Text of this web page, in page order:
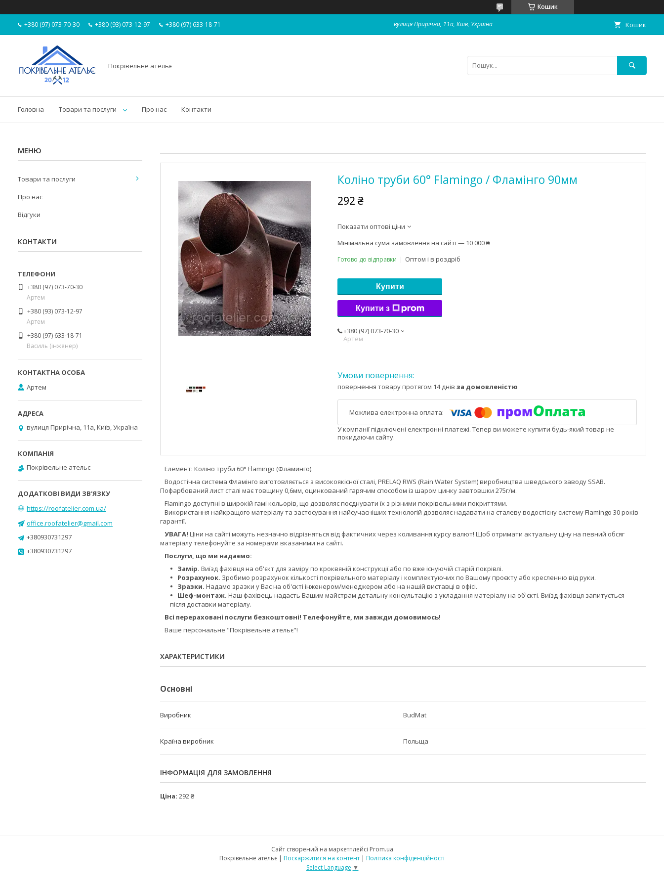
Кошик
+380 (97) 073-70-30 +380 (93) 073-12-97 +380 (97) 633-18-71 вулиця Прирічна, 11а, Київ, Україна Кошик
Покрівельне ательє
Головна Товари та послуги Про нас Контакти
Коліно труби 60° Flamingo / Фламінго 90мм
292 ₴
Показати оптові ціни
Мінімальна сума замовлення на сайті — 10 000 ₴
Готово до відправки Оптом і в роздріб
Купити
Купити з
+380 (97) 073-70-30
Артем
повернення товару протягом 14 днів за домовленістю
У компанії підключені електронні платежі. Тепер ви можете купити будь-який товар не
покидаючи сайту.
Елемент: Коліно труби 60° Flamingo (Фламинго).
Водостічна система Фламінго виготовляється з високоякісної сталі, PRELAQ RWS (Rain Water System) виробництва шведського заводу SSAB.
Пофарбований лист сталі має товщину 0,6мм, оцинкований гарячим способом із шаром цинку завтовшки 275г/м.
Flamingo доступні в широкій гамі кольорів, що дозволяє поєднувати їх з різними покрівельними покриттями.
Використання найкращого матеріалу та застосування найсучасніших технологій дозволяє надавати на сталеву водостісну систему Flamingo 30 років
гарантії.
УВАГА! Ціни на сайті можуть незначно відрізняться від фактичних через коливання курсу валют! Щоб отримати актуальну ціну на певний обсяг
матеріалу телефонуйте за номерами вказаними на сайті.
Послуги, що ми надаємо:
Замір. Виїзд фахівця на об'єкт для заміру по кроквяній конструкції або по вже існуючій старій покрівлі.
Розрахунок. Зробимо розрахунок кількості покрівельного матеріалу і комплектуючих по Вашому проєкту або кресленню від руки.
Зразки. Надамо зразки у Вас на об'єкті інженером/менеджером або на нашій виставці в офісі.
Шеф-монтаж. Наш фахівець надасть Вашим майстрам детальну консультацію з укладання матеріалу на об'єкті. Виїзд фахівця запитується
після доставки матеріалу.
Всі перераховані послуги безкоштовні! Телефонуйте, ми завжди домовимось!
Ваше персональне "Покрівельне ательє"!
ХАРАКТЕРИСТИКИ
Основні
Виробник BudMat
Країна виробник Польща
ІНФОРМАЦІЯ ДЛЯ ЗАМОВЛЕННЯ
Ціна: 292 ₴
Товари та послуги
Про нас
Відгуки
КОНТАКТИ
+380 (97) 073-70-30
Артем
+380 (93) 073-12-97
Артем
+380 (97) 633-18-71
Василь (інженер)
Артем
вулиця Прирічна, 11а, Київ, Україна
Покрівельне ательє
https://roofatelier.com.ua/
office.roofatelier@gmail.com
+380930731297
+380930731297
Сайт створений на маркетплейсі Prom.ua
Покрівельне ательє | Поскаржитися на контент | Політика конфіденційності
Select Language ▼